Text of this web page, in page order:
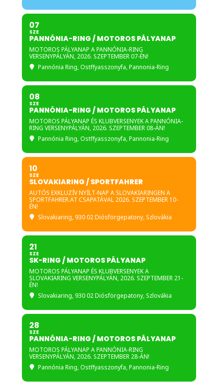
07
SZE
PANNÓNIA-RING / MOTOROS PÁLYANAP
MOTOROS PÁLYANAP A PANNÓNIA-RING
VERSENYPÁLYÁN, 2026. SZEPTEMBER 07-ÉN!
Pannónia Ring, Ostffyasszonyfa, Pannonia-Ring
08
SZE
PANNÓNIA-RING / MOTOROS PÁLYANAP
MOTOROS PÁLYANAP ÉS KLUBVERSENYEK A PANNÓNIA-
RING VERSENYPÁLYÁN, 2026. SZEPTEMBER 08-ÁN!
Pannónia Ring, Ostffyasszonyfa, Pannonia-Ring
10
SZE
SLOVAKIARING / SPORTFAHRER
AUTÓS EXKLUZÍV NYÍLT-NAP A SLOVAKIARINGEN A
SPORTFAHRER.AT CSAPATÁVAL 2026. SZEPTEMBER 10-
ÉN!
Slovakiaring, 930 02 Diósförgepatony, Szlovákia
21
SZE
SK-RING / MOTOROS PÁLYANAP
MOTOROS PÁLYANAP ÉS KLUBVERSENYEK A
SLOVAKIARING VERSENYPÁLYÁN, 2026. SZEPTEMBER 21-
ÉN!
Slovakiaring, 930 02 Diósförgepatony, Szlovákia
28
SZE
PANNÓNIA-RING / MOTOROS PÁLYANAP
MOTOROS PÁLYANAP A PANNÓNIA-RING
VERSENYPÁLYÁN, 2026. SZEPTEMBER 28-ÁN!
Pannónia Ring, Ostffyasszonyfa, Pannonia-Ring